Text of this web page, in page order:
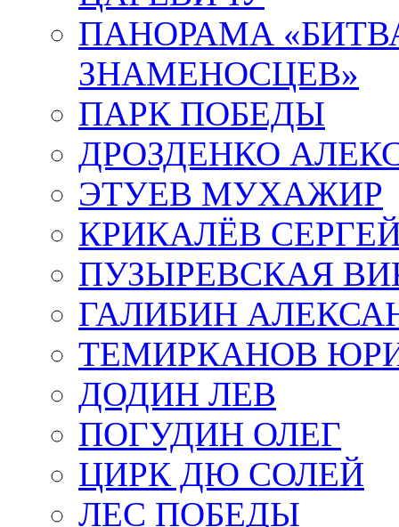
ПАНОРАМА
ЗНАМЕНОСЦЕВ»
ПАРК ПОБЕДЫ
ДРОЗДЕНКО
ЭТУЕВ МУХАЖИР
КРИКАЛЁВ
ПУЗЫРЕВСКАЯ
ГАЛИБИН
ТЕМИРКАНОВ
ДОДИН ЛЕВ
ПОГУДИН ОЛЕГ
ЦИРК ДЮ СОЛЕЙ
ЛЕС ПОБЕДЫ